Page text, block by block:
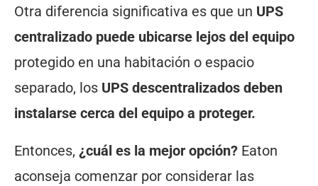
Otra diferencia significativa es que un UPS
centralizado puede ubicarse lejos del equipo
protegido en una habitación o espacio
separado, los UPS descentralizados deben
instalarse cerca del equipo a proteger.
Entonces, ¿cuál es la mejor opción? Eaton
aconseja comenzar por considerar las